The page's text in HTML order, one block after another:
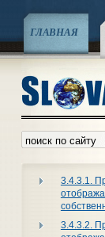
ГЛАВНАЯ
3.4.3.1.
3.4.3.2.